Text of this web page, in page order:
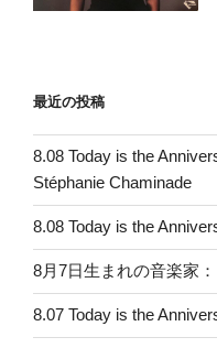
最近の投稿
8.08 Today is the
Stéphanie Chaminade
8.08 Today is the
8月7日生まれの音楽家
8.07 Today is the